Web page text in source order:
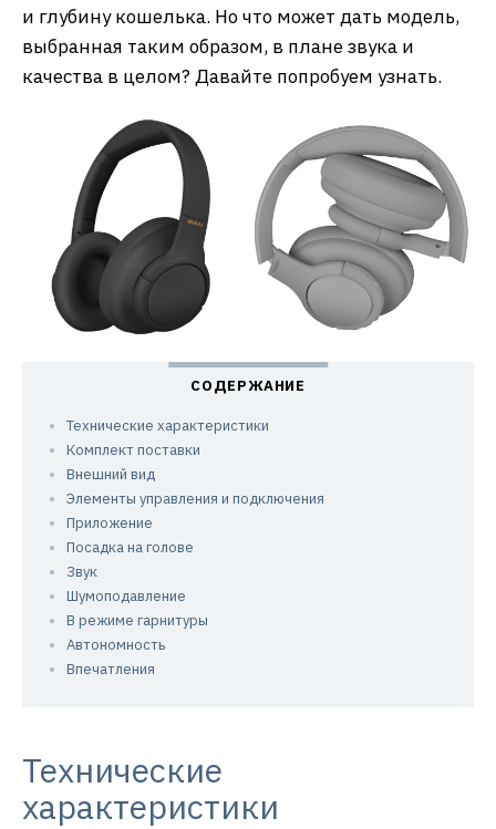
и глубину кошелька. Но что может дать модель,
выбранная таким образом, в плане звука и
качества в целом? Давайте попробуем узнать.
Технические характеристики
Комплект поставки
Внешний вид
Элементы управления и подключения
Приложение
Посадка на голове
Звук
Шумоподавление
В режиме гарнитуры
Автономность
Впечатления
Технические
характеристики